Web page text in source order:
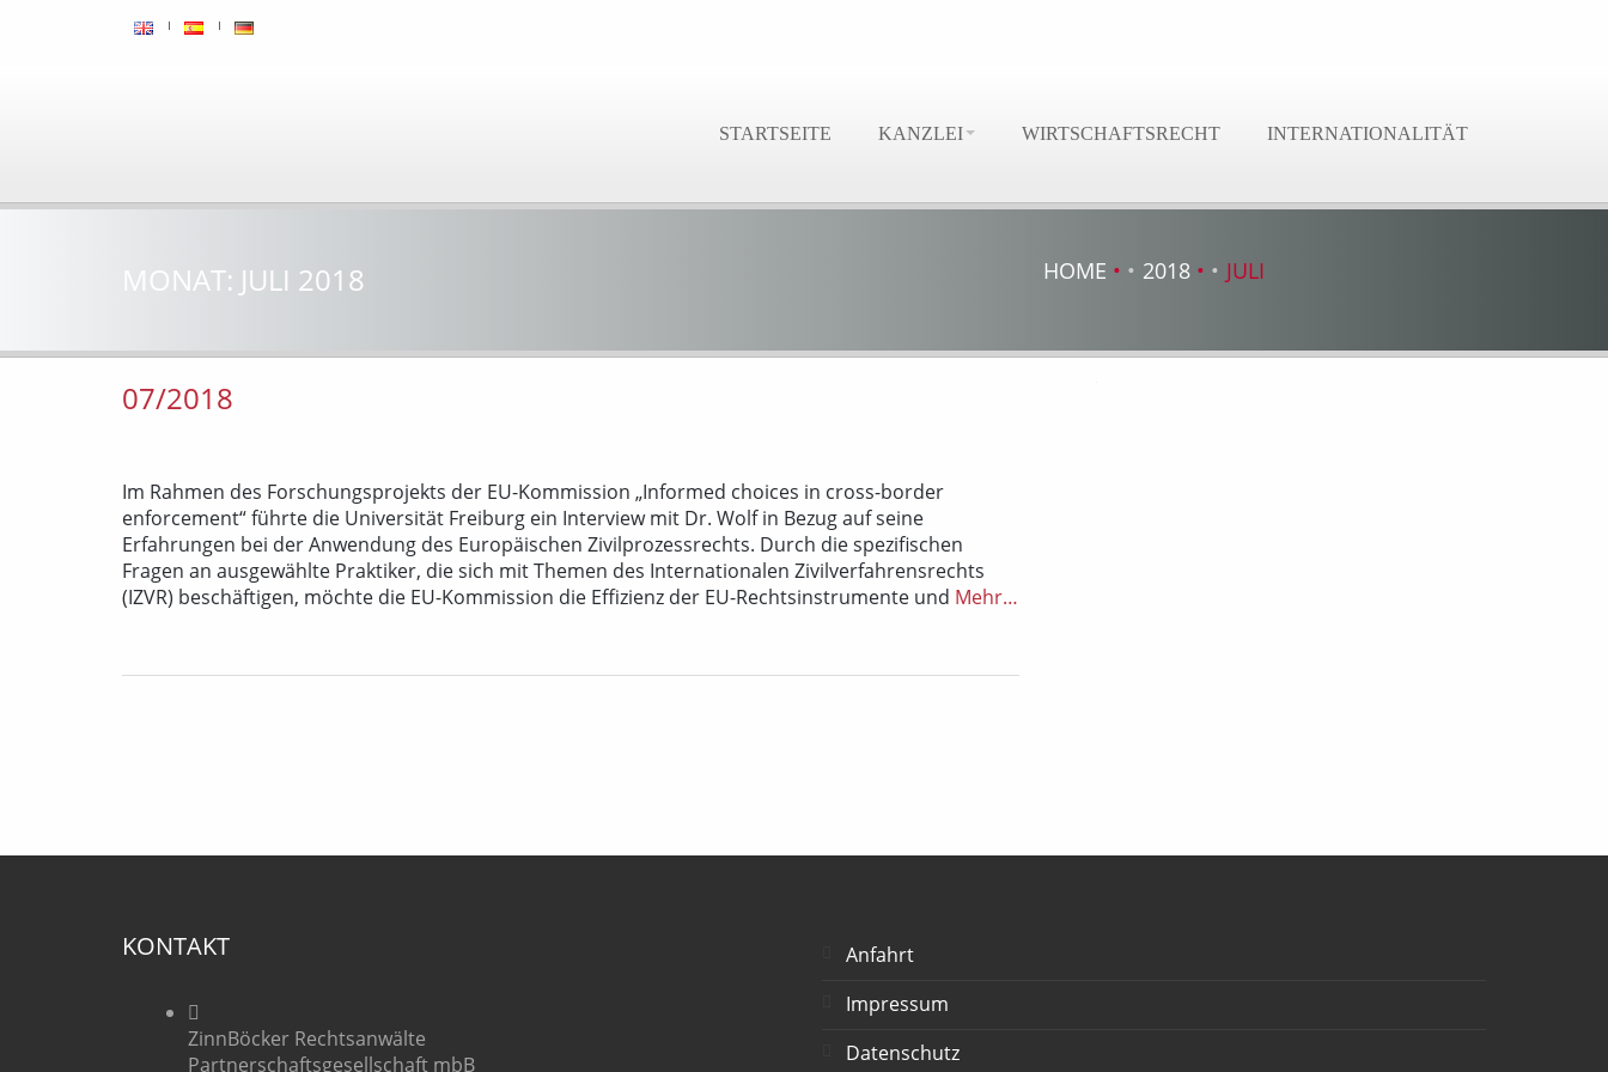
STARTSEITE KANZLEI WIRTSCHAFTSRECHT INTERNATIONALITÄT
MONAT: JULI 2018 HOME 2018 JULI
07/2018
Im Rahmen des Forschungsprojekts der EU-Kommission „Informed choices in cross-border
enforcement“ führte die Universität Freiburg ein Interview mit Dr. Wolf in Bezug auf seine
Erfahrungen bei der Anwendung des Europäischen Zivilprozessrechts. Durch die spezifischen
Fragen an ausgewählte Praktiker, die sich mit Themen des Internationalen Zivilverfahrensrechts
(IZVR) beschäftigen, möchte die EU-Kommission die Effizienz der EU-Rechtsinstrumente und Mehr…
KONTAKT
ZinnBöcker Rechtsanwälte
Partnerschaftsgesellschaft mbB
Anfahrt
Impressum
Datenschutz